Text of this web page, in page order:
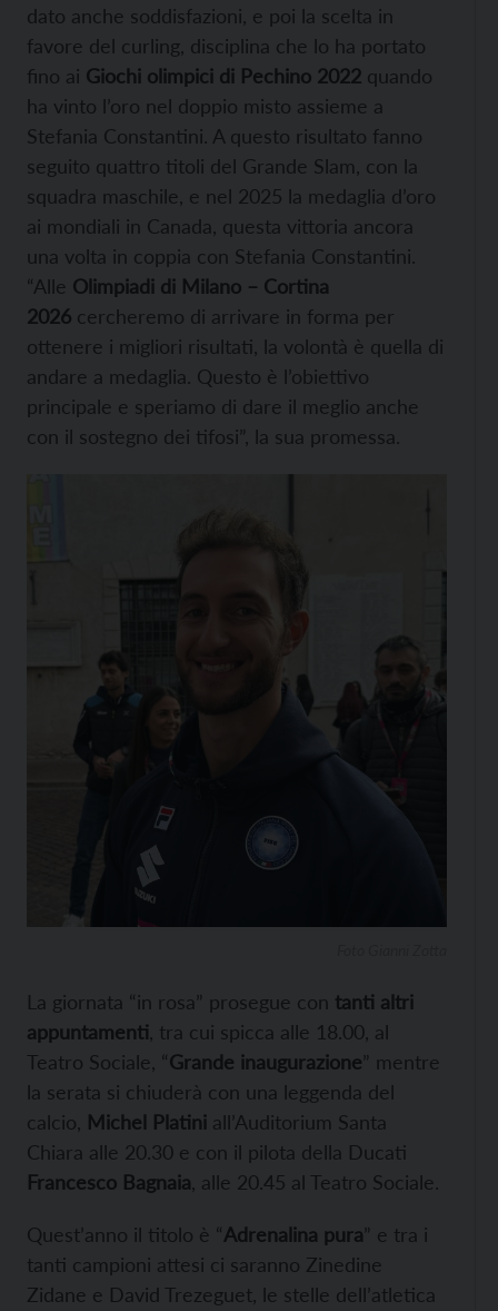
dato anche soddisfazioni, e poi la scelta in
favore del curling, disciplina che lo ha portato
fino ai Giochi olimpici di Pechino 2022 quando
ha vinto l’oro nel doppio misto assieme a
Stefania Constantini. A questo risultato fanno
seguito quattro titoli del Grande Slam, con la
squadra maschile, e nel 2025 la medaglia d’oro
ai mondiali in Canada, questa vittoria ancora
una volta in coppia con Stefania Constantini.
“Alle Olimpiadi di Milano – Cortina
2026 cercheremo di arrivare in forma per
ottenere i migliori risultati, la volontà è quella di
andare a medaglia. Questo è l’obiettivo
principale e speriamo di dare il meglio anche
con il sostegno dei tifosi”, la sua promessa.
La giornata “in rosa” prosegue con tanti altri
appuntamenti, tra cui spicca alle 18.00, al
Teatro Sociale, “Grande inaugurazione” mentre
la serata si chiuderà con una leggenda del
calcio, Michel Platini all’Auditorium Santa
Chiara alle 20.30 e con il pilota della Ducati
Francesco Bagnaia, alle 20.45 al Teatro Sociale.
Quest’anno il titolo è “Adrenalina pura” e tra i
tanti campioni attesi ci saranno Zinedine
Zidane e David Trezeguet, le stelle dell’atletica